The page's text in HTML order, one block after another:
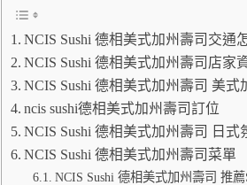
NCIS Sushi 德相美式加州壽司交通
NCIS Sushi 德相美式加州壽司店家
NCIS Sushi 德相美式加州壽司 美式
ncis sushi德相美式加州壽司訂位
NCIS Sushi 德相美式加州壽司 日式
NCIS Sushi 德相美式加州壽司菜單
NCIS Sushi 德相美式加州壽司 推